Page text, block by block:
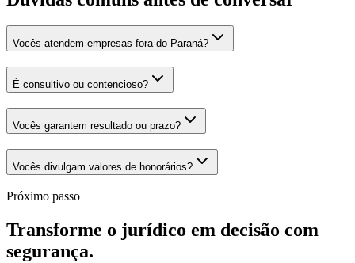
Vocês atendem empresas fora do Paraná?
É consultivo ou contencioso?
Vocês garantem resultado ou prazo?
Vocês divulgam valores de honorários?
Próximo passo
Transforme o jurídico em decisão com
segurança.